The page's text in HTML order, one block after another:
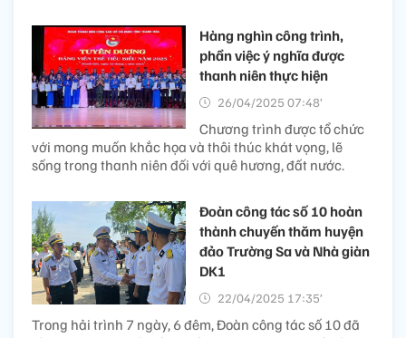
Hàng nghìn công trình,
phần việc ý nghĩa được
thanh niên thực hiện
26/04/2025 07:48’
Chương trình được tổ chức
với mong muốn khắc họa và thôi thúc khát vọng, lẽ
sống trong thanh niên đối với quê hương, đất nước.
Đoàn công tác số 10 hoàn
thành chuyến thăm huyện
đảo Trường Sa và Nhà giàn
DK1
22/04/2025 17:35’
Trong hải trình 7 ngày, 6 đêm, Đoàn công tác số 10 đã